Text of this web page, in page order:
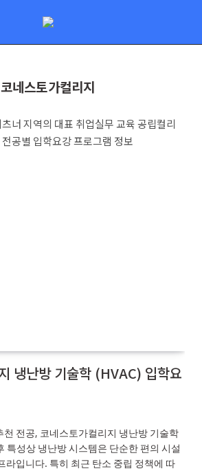
코네스토가컬리지
너 지역의 대표 취업실무 교육 공립컬리
공별 입학요강 프로그램 정보
냉난방 기술학 (HVAC) 입학요
천 전공, 코네스토가컬리지 냉난방 기술학
특성상 냉난방 시스템은 단순한 편의 시설
라입니다. 특히 최근 탄소 중립 정책에 따